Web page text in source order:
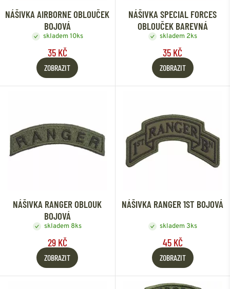
NÁŠIVKA AIRBORNE OBLOUČEK
BOJOVÁ
skladem 10ks
35 KČ
ZOBRAZIT
NÁŠIVKA SPECIAL FORCES
OBLOUČEK BAREVNÁ
skladem 2ks
35 KČ
ZOBRAZIT
NÁŠIVKA RANGER OBLOUK
BOJOVÁ
skladem 8ks
29 KČ
ZOBRAZIT
NÁŠIVKA RANGER 1ST BOJOVÁ
skladem 3ks
45 KČ
ZOBRAZIT